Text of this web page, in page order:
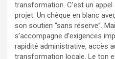
transformation. C’est un appel
projet. Un chèque en blanc
son soutien “sans réserve”.
s’accompagne d’exigences
rapidité administrative, accès
transformation locale. Le ton